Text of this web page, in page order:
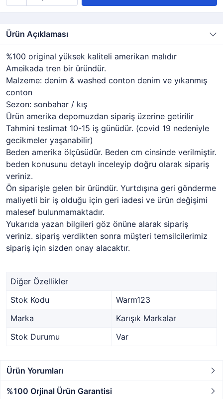
Ürün Açıklaması
%100 original yüksek kaliteli amerikan malıdır
Ameikada tren bir üründür.
Malzeme: denim & washed conton denim ve yıkanmış
conton
Sezon: sonbahar / kış
Ürün amerika depomuzdan sipariş üzerine getirilir
Tahmini teslimat 10-15 iş günüdür. (covid 19 nedeniyle
gecikmeler yaşanabilir)
Beden amerika ölçüsüdür. Beden cm cinsinde verilmiştir.
beden konusunu detaylı inceleyip doğru olarak sipariş
veriniz.
Ön siparişle gelen bir üründür. Yurtdışına geri gönderme
maliyetli bir iş olduğu için geri iadesi ve ürün değişimi
malesef bulunmamaktadır.
Yukarıda yazan bilgileri göz önüne alarak sipariş
veriniz. sipariş verdikten sonra müşteri temsilcilerimiz
sipariş için sizden onay alacaktır.
Diğer Özellikler
Stok Kodu
Warm123
Marka
Karışık Markalar
Stok Durumu
Var
Ürün Yorumları
%100 Orjinal Ürün Garantisi